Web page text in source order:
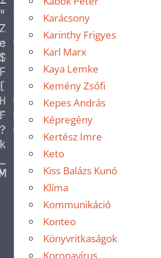
Karácsony
Karinthy Frigyes
Karl Marx
Kaya Lemke
Kemény Zsófi
Kepes András
Képregény
Kertész Imre
Keto
Kiss Balázs Kunó
Klíma
Kommunikáció
Konteo
Könyvritkaságok